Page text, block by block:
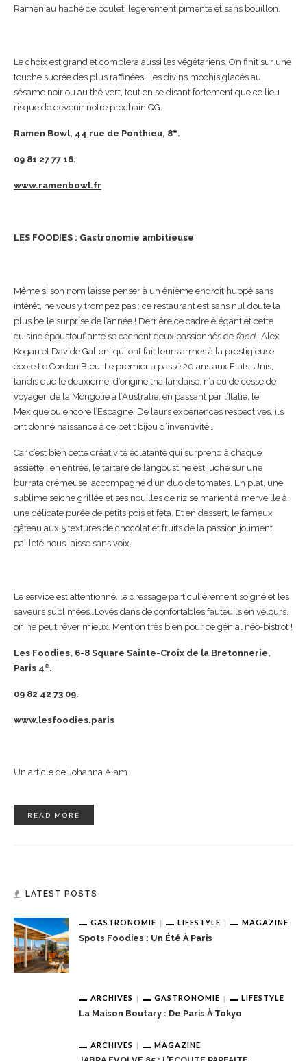
Ramen au haché de poulet, légèrement pimenté et sans bouillon.
Le choix est grand et comblera aussi les végétariens. On finit sur une
touche sucrée des plus raffinées : les divins mochis glacés au
sésame noir ou au thé vert, tout en se disant fortement que ce lieu
risque de devenir notre prochain QG.
Ramen Bowl, 44 rue de Ponthieu, 8e.
09 81 27 77 16.
www.ramenbowl.fr
LES FOODIES : Gastronomie ambitieuse
Même si son nom laisse penser à un énième endroit huppé sans
intérêt, ne vous y trompez pas : ce restaurant est sans nul doute la
plus belle surprise de l’année ! Derrière ce cadre élégant et cette
cuisine époustouflante se cachent deux passionnés de food: Alex
Kogan et Davide Galloni qui ont fait leurs armes à la prestigieuse
école Le Cordon Bleu. Le premier a passé 20 ans aux Etats-Unis,
tandis que le deuxième, d’origine thaïlandaise, n’a eu de cesse de
voyager, de la Mongolie à l’Australie, en passant par l’Italie, le
Mexique ou encore l’Espagne. De leurs expériences respectives, ils
ont donné naissance à ce petit bijou d’inventivité…
Car c’est bien cette créativité éclatante qui surprend à chaque
assiette : en entrée, le tartare de langoustine est juché sur une
burrata crémeuse, accompagné d’un duo de tomates. En plat, une
sublime seiche grillée et ses nouilles de riz se marient à merveille à
une délicate purée de petits pois et feta. Et en dessert, le fameux
gâteau aux 5 textures de chocolat et fruits de la passion joliment
pailleté nous laisse sans voix.
Le service est attentionné, le dressage particulièrement soigné et les
saveurs sublimées…Lovés dans de confortables fauteuils en velours,
on ne peut rêver mieux. Mention très bien pour ce génial néo-bistrot !
Les Foodies, 6-8 Square Sainte-Croix de la Bretonnerie,
Paris 4e.
09 82 42 73 09.
www.lesfoodies.paris
Un article de Johanna Alam
READ MORE
LATEST POSTS
GASTRONOMIE LIFESTYLE MAGAZINE
Spots Foodies : Un Été À Paris
ARCHIVES GASTRONOMIE LIFESTYLE
La Maison Boutary : De Paris À Tokyo
ARCHIVES MAGAZINE